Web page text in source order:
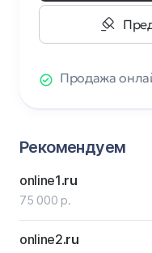
Продажа
Рекомендуем
online1.ru
75 000 р.
online2.ru